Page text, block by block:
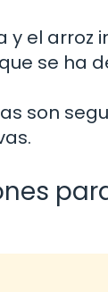
y el arroz
se ha
son